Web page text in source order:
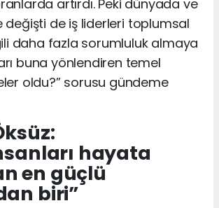
artırdı. Peki dünyada ve
değişti de iş liderleri toplumsal
daha fazla sorumluluk almaya
buna yönlendiren temel
oldu?” sorusu gündeme
hayata
en güçlü
biri”